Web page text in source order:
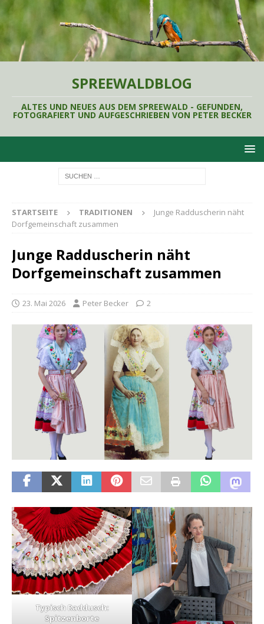
SPREEWALDBLOG
ALTES UND NEUES AUS DEM SPREEWALD - GEFUNDEN,
FOTOGRAFIERT UND AUFGESCHRIEBEN VON PETER BECKER
STARTSEITE TRADITIONEN
Junge Radduscherin näht
Dorfgemeinschaft zusammen
Junge Radduscherin näht
Dorfgemeinschaft zusammen
23. Mai 2026 Peter Becker 2
Typisch Raddusch:
Spitzenborte